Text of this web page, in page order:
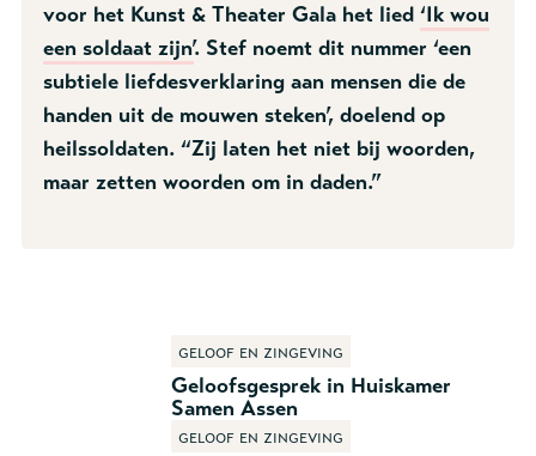
voor het Kunst & Theater Gala het lied ‘Ik wou
een soldaat zijn’. Stef noemt dit nummer ‘een
subtiele liefdesverklaring aan mensen die de
handen uit de mouwen steken’, doelend op
heilssoldaten. “Zij laten het niet bij woorden,
maar zetten woorden om in daden.”
Geloofsgesprek in Huiskamer
Samen Assen
Geloof en zingeving
Geloof en zingeving